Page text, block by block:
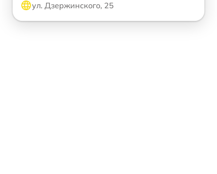
ул. Дзержинского, 25